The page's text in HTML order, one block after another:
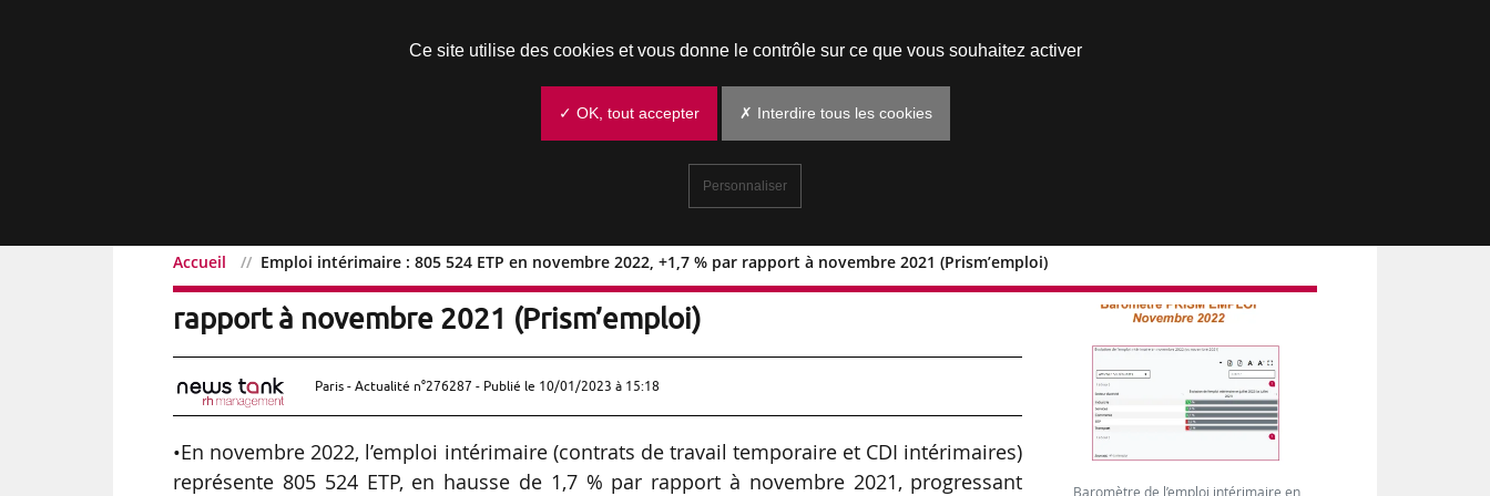
Accueil Emploi intérimaire : 805 524 ETP en novembre 2022, +1,7 % par rapport à novembre 2021 (Prism’emploi)
Emploi intérimaire : 805 524 ETP en novembre 2022, +1,7 % par
rapport à novembre 2021 (Prism’emploi)
Paris - Actualité n°276287 - Publié le 10/01/2023 à 15:18
•En novembre 2022, l’emploi intérimaire (contrats de travail temporaire et CDI intérimaires)
représente 805 524 ETP, en hausse de 1,7 % par rapport à novembre 2021, progressant
Ce site utilise des cookies et vous donne le contrôle sur ce que vous souhaitez activer
✓ OK, tout accepter ✗ Interdire tous les cookies
Personnaliser